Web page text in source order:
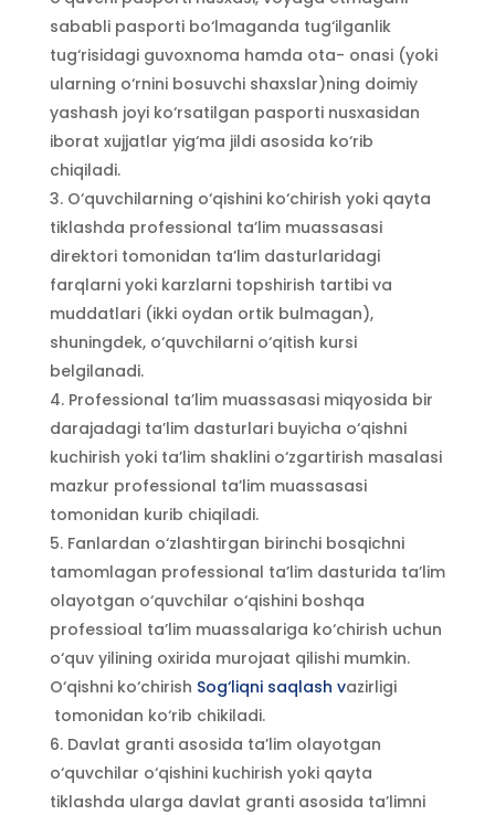
sababli pasporti bo‘lmaganda tug‘ilganlik
tug‘risidagi guvoxnoma hamda ota- onasi (yoki
ularning o‘rnini bosuvchi shaxslar)ning doimiy
yashash joyi ko‘rsatilgan pasporti nusxasidan
iborat xujjatlar yig‘ma jildi asosida ko‘rib
chiqiladi.
O‘quvchilarning o‘qishini ko‘chirish yoki qayta
tiklashda professional ta’lim muassasasi
direktori tomonidan ta’lim dasturlaridagi
farqlarni yoki karzlarni topshirish tartibi va
muddatlari (ikki oydan ortik bulmagan),
shuningdek, o‘quvchilarni o‘qitish kursi
belgilanadi.
Professional ta’lim muassasasi miqyosida bir
darajadagi ta’lim dasturlari buyicha o‘qishni
kuchirish yoki ta’lim shaklini o‘zgartirish masalasi
mazkur professional ta’lim muassasasi
tomonidan kurib chiqiladi.
Fanlardan o‘zlashtirgan birinchi bosqichni
tamomlagan professional ta’lim dasturida ta’lim
olayotgan o‘quvchilar o‘qishini boshqa
professioal ta’lim muassalariga ko‘chirish uchun
o‘quv yilining oxirida murojaat qilishi mumkin.
O‘qishni ko‘chirish Sog‘liqni saqlash vazirligi
tomonidan ko‘rib chikiladi.
Davlat granti asosida ta’lim olayotgan
o‘quvchilar o‘qishini kuchirish yoki qayta
tiklashda ularga davlat granti asosida ta’limni